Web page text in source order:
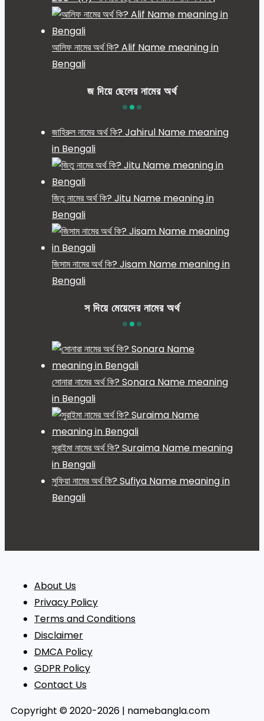
আলিফ নামের অর্থ কি? Alif Name meaning in
Bengali
জ দিয়ে ছেলের নামের অর্থ
জাহিরুল নামের অর্থ কি? Jahirul Name meaning
in Bengali
জিতু নামের অর্থ কি? Jitu Name meaning in
Bengali
জিসাম নামের অর্থ কি? Jisam Name meaning in
Bengali
স দিয়ে মেয়েদের নামের অর্থ
সোনারা নামের অর্থ কি? Sonara Name meaning
in Bengali
সুরাইমা নামের অর্থ কি? Suraima Name meaning
in Bengali
সুফিয়া নামের অর্থ কি? Sufiya Name meaning in
Bengali
About Us
Privacy Policy
Terms and Conditions
Disclaimer
DMCA Policy
GDPR Policy
Contact Us
Copyright © 2020-2026 | namebangla.com